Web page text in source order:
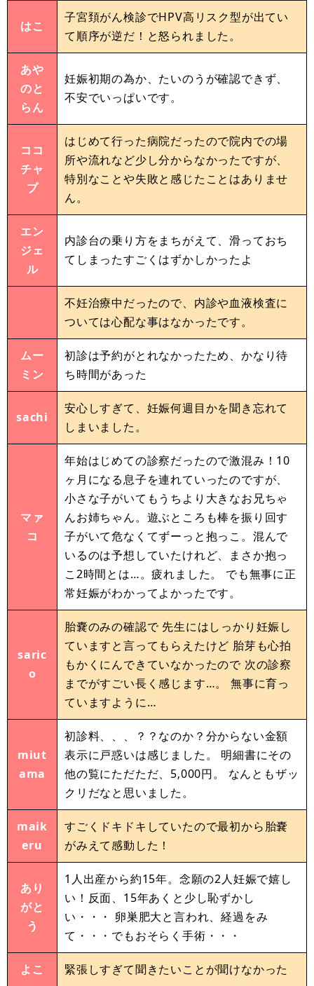
はこ
子宮頚がん検診でHPV高リスク型が出てい
て順序が逆だ！と怒られました。
あや
のと
らん
妊娠初期の為か、たいのうが確認できず、
不安でいっぱいです。
ココ
チャ
プ
はじめて行った病院だったので院内での場
所や流れなど少し分からなかったですが、
特別なことや失敗と感じたことはありませ
ん。
エン
ジェ
ル
内診台の乗り方をまちがえて、滑っておち
てしまったすごくはずかしかったよ
不妊治療中だったので、内診や血液検査に
ついては心配な事はなかったです。
ムー
ミン
初診は予約がとれなかったため、かなり待
ち時間があった
sachi
安心しすぎて、妊娠何週目かを聞き忘れて
しまいました。
マァ
コ
年始はじめての診察だったので激混み！10
ヶ月になる息子を連れていったのですが、
小さな子がいてもうちより大きなお兄ちゃ
んお姉ちゃん。遊ぶところも棒を振り回す
子がいて危なくてずーっと抱っこ。混んで
いるのは予想していたけれど、まさか抱っ
こ2時間とは…。疲れました。 でも無事に正
常妊娠がわかってよかったです。
saric
o
胎嚢のみの確認で 先生にはしっかり妊娠し
ていますと言ってもらえたけど 胎芽も心拍
もかくにんできていなかったので 次の診察
までがすごい長く感じます…。 無事に育っ
ていますように…
miut
ama
初診料、、、？？なのか？分からない金額
表示に戸惑いは感じました。 明細書にその
他の覧にただただ、5‚000円。 なんともザッ
クリだなと思いました。
maik
eru
すごくドキドキしていたので最初から胎嚢
がみえて感動した！
あり
がと
う
1人出産から約15年。念願の2人妊娠で嬉し
い！反面、15年あくと少し恥ずかし
い・・・ 卵巣肥大と言われ、経過をみ
て・・・でもおそらく手術・・・
よこ 緊張しすぎて聞きたいことが聞けなかった